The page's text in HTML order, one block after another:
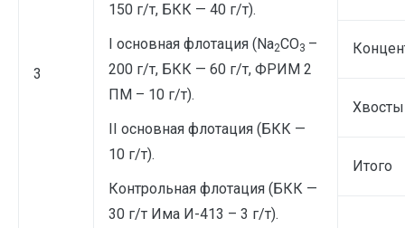
3
150 г/т, БКК — 40 г/т).
I основная флотация (Na2CO3 –
200 г/т, БКК — 60 г/т, ФРИМ 2
ПМ – 10 г/т).
II основная флотация (БКК —
10 г/т).
Контрольная флотация (БКК —
30 г/т Има И-413 – 3 г/т).
Хвосты
Итого